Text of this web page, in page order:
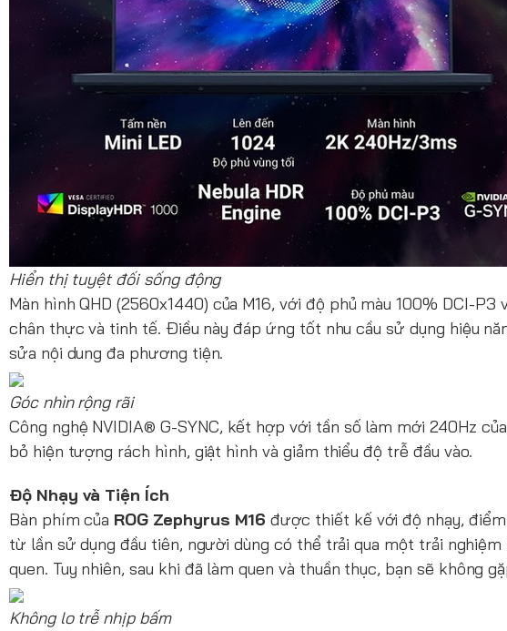
Hiển thị tuyệt đối sống động
Màn hình QHD (2560x1440) của M16, với độ phủ màu 100% DCI-
chân thực và tinh tế. Điều này đáp ứng tốt nhu cầu sử dụng hiệu
sửa nội dung đa phương tiện.
Góc nhìn rộng rãi
Công nghệ NVIDIA® G-SYNC, kết hợp với tần số làm mới 240Hz
bỏ hiện tượng rách hình, giật hình và giảm thiểu độ trễ đầu vào.
Độ Nhạy và Tiện Ích
Bàn phím của ROG Zephyrus M16được thiết kế với độ nhạy, điểm
từ lần sử dụng đầu tiên, người dùng có thể trải qua một trải
quen. Tuy nhiên, sau khi đã làm quen và thuần thục, bạn sẽ không
Không lo trễ nhịp bấm